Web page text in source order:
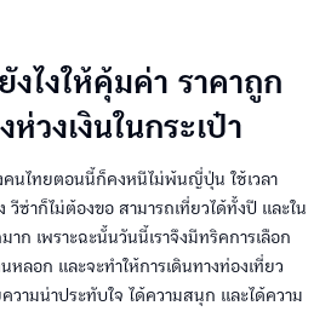
ยังไงให้คุ้มค่า ราคาถูก
วงเงินในกระเป๋า
นไทยตอนนี้ก็คงหนีไม่พ้นญี่ปุ่น ใช้เวลา
วีซ่าก็ไม่ต้องขอ สามารถเที่ยวได้ทั้งปี และใน
ก เพราะฉะนั้นวันนี้เราจึงมีทริคการเลือก
ลอก และจะทำให้การเดินทางท่องเที่ยว
มน่าประทับใจ ได้ความสนุก และได้ความ